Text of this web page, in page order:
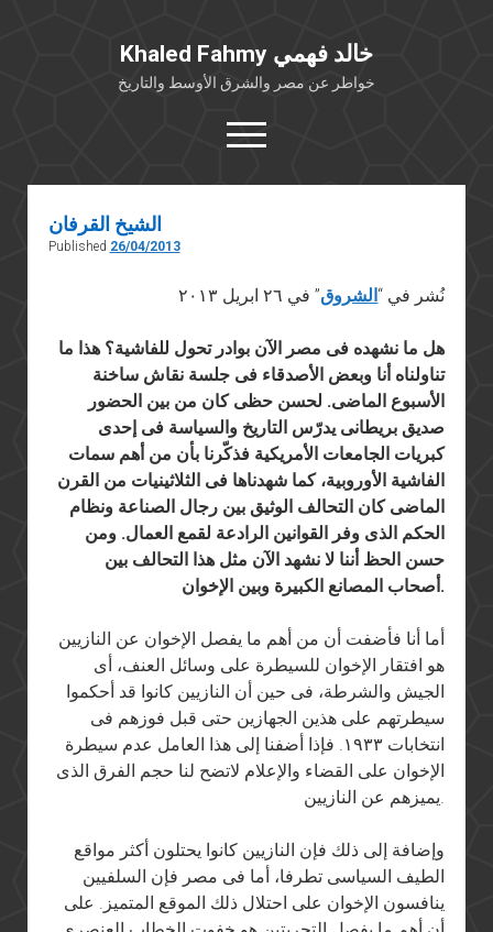
Khaled Fahmy خالد فهمي
خواطر عن مصر والشرق الأوسط والتاريخ
open
menu
twitterfacebook
كتابات أكاديمية
بوستات من فيسبوك
مقابلات في الإعلام
Languages
الشيخ القرفان
Published 26/04/2013
نُشر في “الشروق” في ٢٦ ابريل ٢٠١٣
هل ما نشهده فى مصر الآن بوادر تحول للفاشية؟ هذا ما
تناولناه أنا وبعض الأصدقاء فى جلسة نقاش ساخنة
الأسبوع الماضى. لحسن حظى كان من بين الحضور
صديق بريطانى يدرّس التاريخ والسياسة فى إحدى
كبريات الجامعات الأمريكية فذكّرنا بأن من أهم سمات
الفاشية الأوروبية، كما شهدناها فى الثلاثينيات من القرن
الماضى كان التحالف الوثيق بين رجال الصناعة ونظام
الحكم الذى وفر القوانين الرادعة لقمع العمال. ومن
حسن الحظ أننا لا نشهد الآن مثل هذا التحالف بين
أصحاب المصانع الكبيرة وبين الإخوان.
أما أنا فأضفت أن من أهم ما يفصل الإخوان عن النازيين
هو افتقار الإخوان للسيطرة على وسائل العنف، أى
الجيش والشرطة، فى حين أن النازيين كانوا قد أحكموا
سيطرتهم على هذين الجهازين حتى قبل فوزهم فى
انتخابات ١٩٣٣. فإذا أضفنا إلى هذا العامل عدم سيطرة
الإخوان على القضاء والإعلام لاتضح لنا حجم الفرق الذى
يميزهم عن النازيين.
وإضافة إلى ذلك فإن النازيين كانوا يحتلون أكثر مواقع
الطيف السياسى تطرفا، أما فى مصر فإن السلفيين
ينافسون الإخوان على احتلال ذلك الموقع المتميز. على